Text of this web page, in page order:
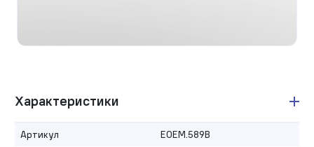
Характеристики
Артикул
EOEM.589B